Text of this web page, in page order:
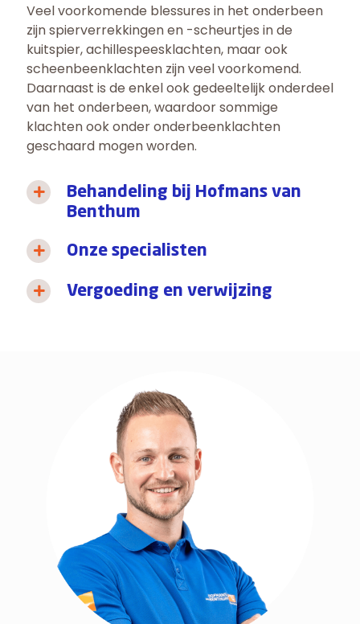
Veel voorkomende blessures in het onderbeen
zijn spierverrekkingen en -scheurtjes in de
kuitspier, achillespeesklachten, maar ook
scheenbeenklachten zijn veel voorkomend.
Daarnaast is de enkel ook gedeeltelijk onderdeel
van het onderbeen, waardoor sommige
klachten ook onder onderbeenklachten
geschaard mogen worden.
Behandeling bij Hofmans van
Benthum
Onze specialisten
Vergoeding en verwijzing